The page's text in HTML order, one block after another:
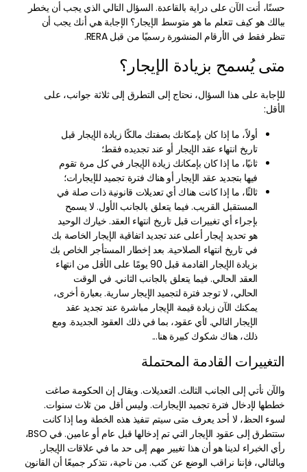
حسنًا، أنت الآن على دراية بالقاعدة. السؤال التالي الذي يجب أن يخطر
ببالك هو كيف تتعلم ما هو متوسط الإيجار؟ الإجابة هي أنك يجب أن
تنظر فقط في الأرقام المنشورة رسميًا من قبل RERA.
متى يُسمح بزيادة الإيجار؟
للإجابة على هذا السؤال، نحتاج إلى التطرق إلى ثلاثة جوانب، على
الأقل:
أولاً، ما إذا كان بإمكانك بصفتك مالكًا زيادة الإيجار قبل
تاريخ انتهاء عقد الإيجار أو عند تجديده فقط؛
ثانيًا، ما إذا كان بإمكانك زيادة الإيجار في كل مرة تقوم
فيها بتجديد عقد الإيجار أو هناك فترة تجميد للإيجارات؛
ثالثًا، ما إذا كانت هناك أي تعديلات قانونية ذات صلة في
المستقبل القريب. فيما يتعلق بالجانب الأول. لا يسمح
بإجراء أي تغييرات قبل تاريخ انتهاء العقد. خيارك الوحيد
هو تحديد إيجار أعلى عند تجديد اتفاقية الإيجار الخاصة بك
في تاريخ انتهاء الصلاحية. بعد إخطار المستأجر الخاص بك
بزيادة الإيجار القادمة قبل 90 يومًا على الأقل من انتهاء
العقد الحالي. فيما يتعلق بالجانب الثاني. في الوقت
الحالي، لا توجد فترة لتجميد الإيجار سارية. بعبارة أخرى،
يمكنك الآن زيادة قيمة الإيجار مباشرة عند تجديد عقد
الإيجار التالي. لأي عقود، بما في ذلك العقود الجديدة. ومع
ذلك، هناك شكوك كبيرة هنا...
التغييرات القادمة المحتملة
والآن نأتي إلى الجانب الثالث. التعديلات. ويقال إن الحكومة صاغت
خططها لإدخال فترة تجميد الإيجارات. وليس أقل من ثلاث سنوات.
لسوء الحظ، لا أحد يعرف متى سيتم تنفيذ هذه الخطة وما إذا كانت
ستتطرق إلى عقود الإيجار التي تم إدخالها قبل عام أو عامين. في BSO،
رأي الخبراء لدينا هو أن هذا تغيير مهم إلى حد ما في علاقات الإيجار.
وبالتالي، فإننا نراقب الوضع عن كثب. من ناحية، نتذكر جميعًا أن القانون